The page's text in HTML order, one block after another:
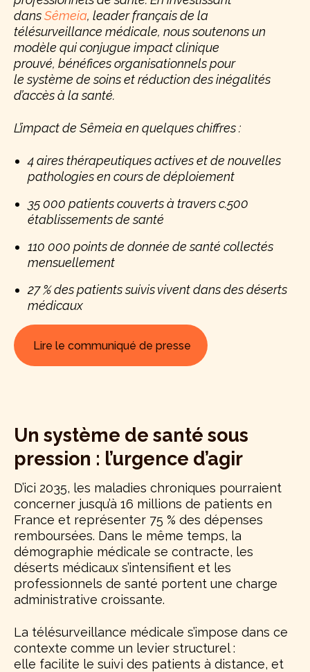
dansSêmeia, leader français de la
télésurveillance médicale, nous soutenons un
modèle qui conjugue impact clinique
prouvé, bénéfices organisationnels pour
le système de soins et réduction des inégalités
d’accès à la santé.
L’impact de Sêmeia en quelques chiffres :
4 aires thérapeutiques actives et de nouvelles
pathologies en cours de déploiement
35 000 patients couverts à travers c.500
établissements de santé
110 000 points de donnée de santé collectés
mensuellement
27 % des patients suivis vivent dans des déserts
médicaux
Lire le communiqué de presse
Un système de santé sous
pression : l’urgence d’agir
D’ici 2035, les maladies chroniques pourraient
concerner jusqu’à 16 millions de patients en
France et représenter 75 % des dépenses
remboursées. Dans le même temps, la
démographie médicale se contracte, les
déserts médicaux s’intensifient et les
professionnels de santé portent une charge
administrative croissante.
La télésurveillance médicale s’impose dans ce
contexte comme un levier structurel :
elle facilite le suivi des patients à distance, et